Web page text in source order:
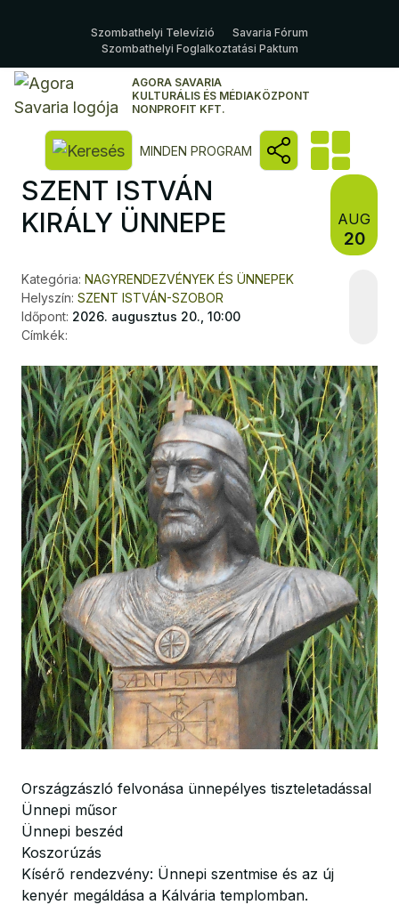
Szombathelyi Televízió
Savaria Fórum
Szombathelyi Foglalkoztatási Paktum
AGORA SAVARIA
KULTURÁLIS ÉS MÉDIAKÖZPONT
NONPROFIT KFT.
Kereső megnyitása
MINDEN PROGRAM
SZENT ISTVÁN
KIRÁLY ÜNNEPE
AUG
20
Kategória: NAGYRENDEZVÉNYEK ÉS ÜNNEPEK
Helyszín: SZENT ISTVÁN-SZOBOR
Időpont: 2026. augusztus 20., 10:00
Címkék:
Országzászló felvonása ünnepélyes tiszteletadással
Ünnepi műsor
Ünnepi beszéd
Koszorúzás
Kísérő rendezvény: Ünnepi szentmise és az új
kenyér megáldása a Kálvária templomban.